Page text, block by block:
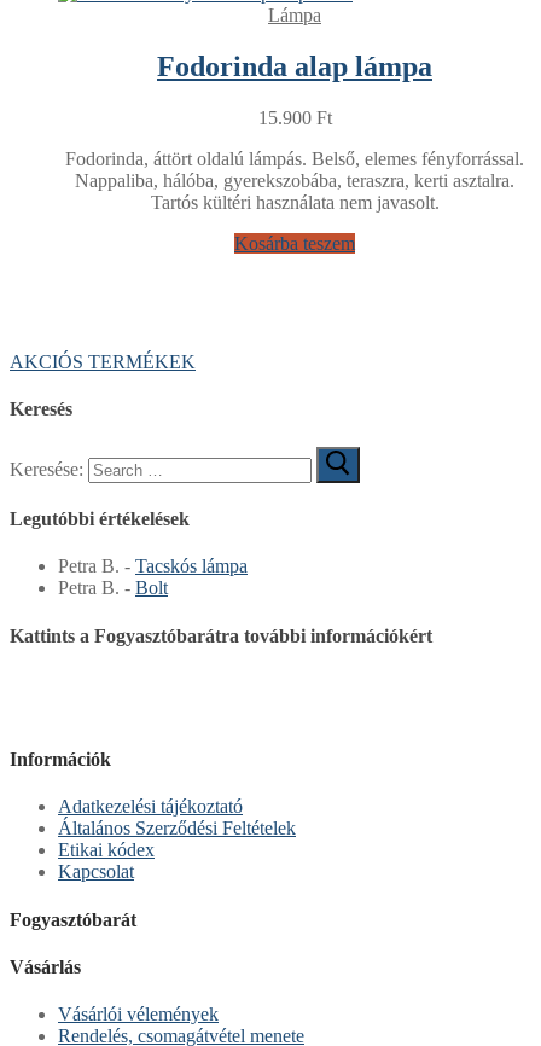
Lámpa
Fodorinda alap lámpa
15.900 Ft
Fodorinda, áttört oldalú lámpás. Belső, elemes fényforrással.
Nappaliba, hálóba, gyerekszobába, teraszra, kerti asztalra.
Tartós kültéri használata nem javasolt.
Kosárba teszem
AKCIÓS TERMÉKEK
Keresés
Keresése:
Legutóbbi értékelések
Petra B. - Tacskós lámpa
Petra B. - Bolt
Kattints a Fogyasztóbarátra további információkért
Információk
Adatkezelési tájékoztató
Általános Szerződési Feltételek
Etikai kódex
Kapcsolat
Fogyasztóbarát
Vásárlás
Vásárlói vélemények
Rendelés, csomagátvétel menete